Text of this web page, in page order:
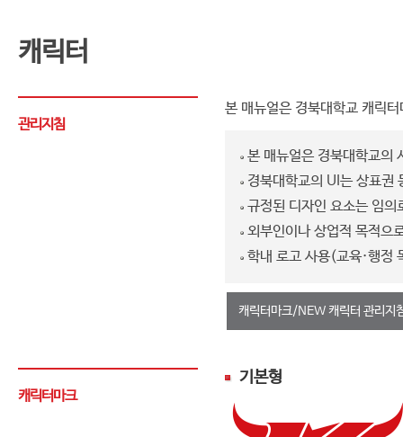
캐릭터
관리지침
본 매뉴얼은 경북대학교 캐릭
본 매뉴얼은 경북대학교의
경북대학교의 UI는 상표권
규정된 디자인 요소는 임
외부인이나 상업적 목적
학내 로고 사용(교육·행
캐릭터마크/NEW 캐릭터 관리지
캐릭터마크
기본형